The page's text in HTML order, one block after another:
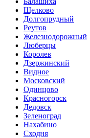
Щелково
Долгопрудный
Реутов
Железнодорожный
Люберцы
Королев
Дзержинский
Видное
Московский
Одинцово
Красногорск
Дедовск
Зеленоград
Нахабино
Сходня